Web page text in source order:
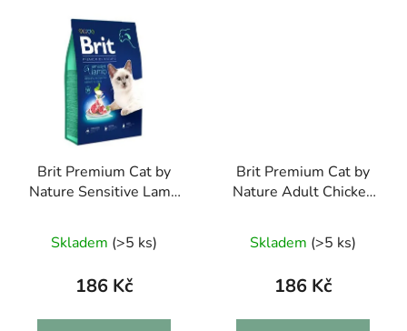
Brit Premium Cat by
Nature Sensitive Lamb
Skladem (>5 ks)
186 Kč
Brit Premium Cat by
Nature Adult Chicken
Skladem (>5 ks)
186 Kč